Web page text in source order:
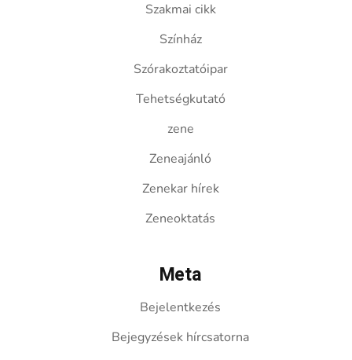
Szakmai cikk
Színház
Szórakoztatóipar
Tehetségkutató
zene
Zeneajánló
Zenekar hírek
Zeneoktatás
Meta
Bejelentkezés
Bejegyzések hírcsatorna